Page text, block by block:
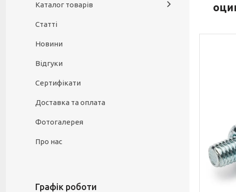
Каталог товарів
Статті
Новини
Відгуки
Сертифікати
Доставка та оплата
Фотогалерея
Про нас
Графік роботи